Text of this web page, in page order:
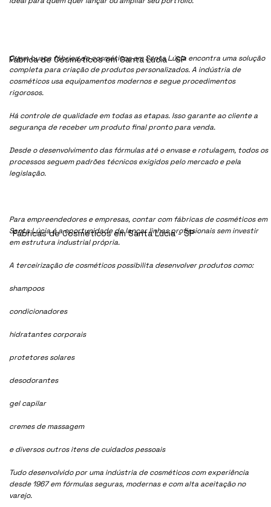
Quem busca fábrica de cosméticos em Santa Lúcia encontra uma solução
completa para criação de produtos personalizados. A indústria de
cosméticos usa equipamentos modernos e segue procedimentos
rigorosos.
Há controle de qualidade em todas as etapas. Isso garante ao cliente a
segurança de receber um produto final pronto para venda.
Desde o desenvolvimento das fórmulas até o envase e rotulagem, todos os
processos seguem padrões técnicos exigidos pelo mercado e pela
legislação.
Para empreendedores e empresas, contar com fábricas de cosméticos em
Santa Lúcia é a oportunidade de lançar linhas profissionais sem investir
em estrutura industrial própria.
A terceirização de cosméticos possibilita desenvolver produtos como:
shampoos
condicionadores
hidratantes corporais
protetores solares
desodorantes
gel capilar
cremes de massagem
e diversos outros itens de cuidados pessoais
Tudo desenvolvido por uma indústria de cosméticos com experiência
desde 1967 em fórmulas seguras, modernas e com alta aceitação no
varejo.
Fábrica de Cosméticos em Santa Lúcia - SP
Fábricas de Cosméticos em Santa Lúcia - SP